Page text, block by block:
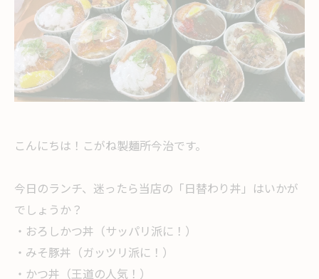
こんにちは！こがね製麺所今治です。
今日のランチ、迷ったら当店の「日替わり丼」はいかが
でしょうか？
・おろしかつ丼（サッパリ派に！）
・みそ豚丼（ガッツリ派に！）
・かつ丼（王道の人気！）